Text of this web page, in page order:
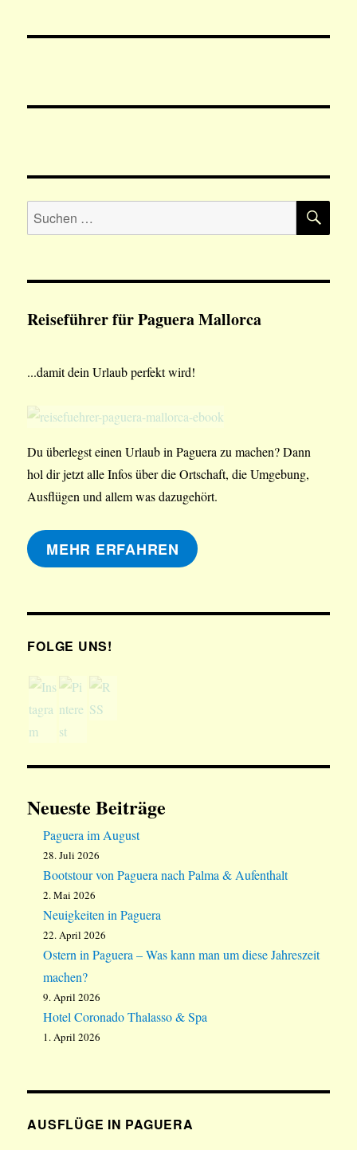
Suchen
nach:
Reiseführer für Paguera Mallorca
...damit dein Urlaub perfekt wird!
Du überlegst einen Urlaub in Paguera zu machen? Dann
hol dir jetzt alle Infos über die Ortschaft, die Umgebung,
Ausflügen und allem was dazugehört.
MEHR ERFAHREN
FOLGE UNS!
Neueste Beiträge
Paguera im August
28. Juli 2026
Bootstour von Paguera nach Palma & Aufenthalt
2. Mai 2026
Neuigkeiten in Paguera
22. April 2026
Ostern in Paguera – Was kann man um diese Jahreszeit
machen?
9. April 2026
Hotel Coronado Thalasso & Spa
1. April 2026
AUSFLÜGE IN PAGUERA